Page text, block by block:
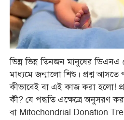
ভিন্ন ভিন্ন তিনজন মানুষের
মাধ্যমে জন্মালো শিশু। প্রশ্ন
কীভাবেই বা এই কাজ করা হলো!
কী? যে পদ্ধতি এক্ষেত্রে অনুসরণ
বা Mitochondrial Donation